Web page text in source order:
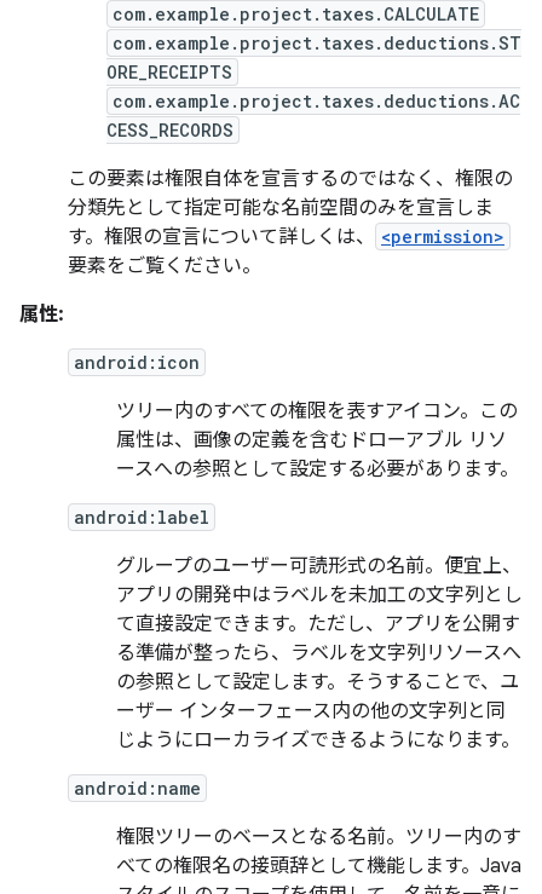
com.example.project.taxes.CALCULATE
com.example.project.taxes.deductions.ST
ORE_RECEIPTS
com.example.project.taxes.deductions.AC
CESS_RECORDS
この要素は権限自体を宣言するのではなく、権限の
分類先として指定可能な名前空間のみを宣言しま
す。権限の宣言について詳しくは、
<permission>
要素をご覧ください。
属性:
android:icon
ツリー内のすべての権限を表すアイコン。この
属性は、画像の定義を含むドローアブル リソ
ースへの参照として設定する必要があります。
android:label
グループのユーザー可読形式の名前。便宜上、
アプリの開発中はラベルを未加工の文字列とし
て直接設定できます。ただし、アプリを公開す
る準備が整ったら、ラベルを文字列リソースへ
の参照として設定します。そうすることで、ユ
ーザー インターフェース内の他の文字列と同
じようにローカライズできるようになります。
android:name
権限ツリーのベースとなる名前。ツリー内のす
べての権限名の接頭辞として機能します。Java